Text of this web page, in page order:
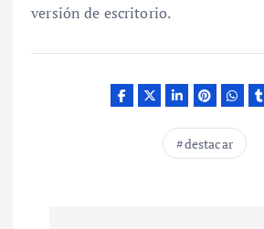
versión de escritorio.
destacar